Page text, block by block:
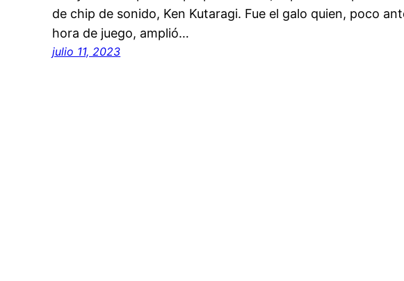
de chip de sonido, Ken Kutaragi. Fue el galo quien, poco
hora de juego, amplió…
julio 11, 2023